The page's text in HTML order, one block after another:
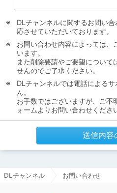
DLチャンネルに関するお問い
応させていただいております。
お問い合わせ内容によっては、
います。
また削除要請やご要望について
せんのでご了承ください。
DLチャンネルでは電話による
ん。
お手数ではございますが、ご不
ォームよりお問い合わせくださ
送信内容
DLチャンネル お問い合わせ